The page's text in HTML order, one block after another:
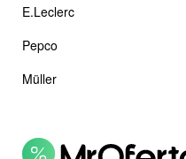
E.Leclerc
Pepco
Müller